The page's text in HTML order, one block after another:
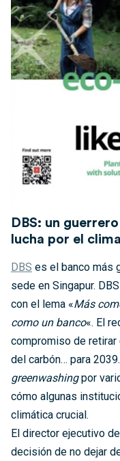
DBS: un
lucha por el
DBS es el banco más
sede en Singapur.
con el lema «Más
como un banco«. El
compromiso de
del carbón… para
greenwashingpor
cómo algunas
climática crucial.
El director ejecutivo
decisión de no dejar